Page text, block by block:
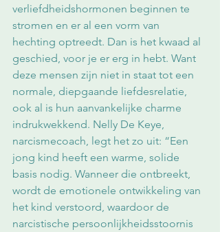
verliefdheidshormonen beginnen te
stromen en er al een vorm van
hechting optreedt. Dan is het kwaad al
geschied, voor je er erg in hebt. Want
deze mensen zijn niet in staat tot een
normale, diepgaande liefdesrelatie,
ook al is hun aanvankelijke charme
indrukwekkend. Nelly De Keye,
narcismecoach, legt het zo uit: “Een
jong kind heeft een warme, solide
basis nodig. Wanneer die ontbreekt,
wordt de emotionele ontwikkeling van
het kind verstoord, waardoor de
narcistische persoonlijkheidsstoornis